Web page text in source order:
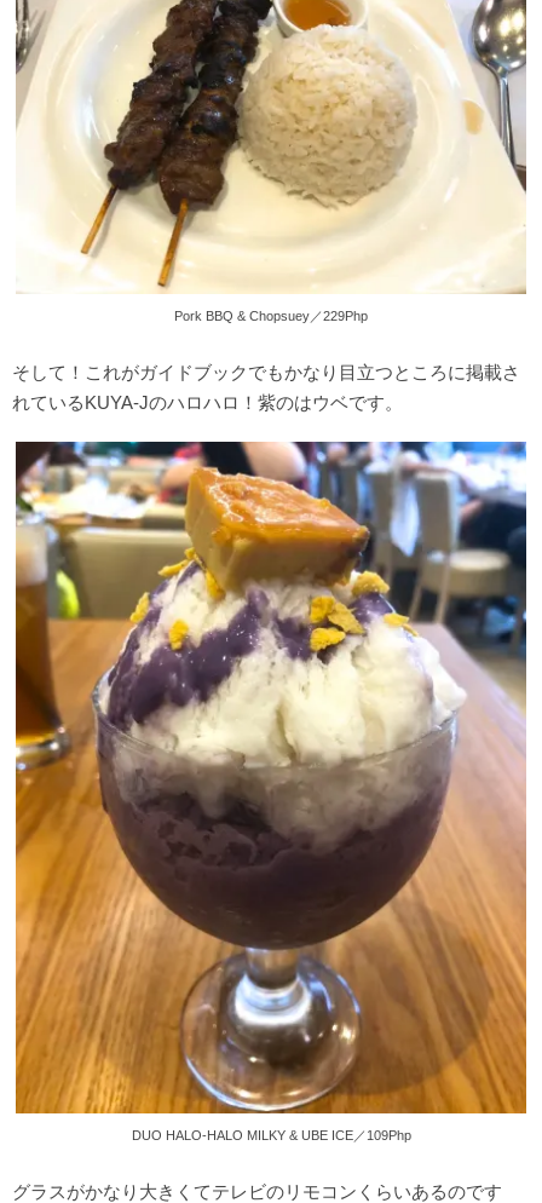
Pork BBQ & Chopsuey／229Php
そして！これがガイドブックでもかなり目立つところに掲載さ
れているKUYA-Jのハロハロ！紫のはウベです。
DUO HALO-HALO MILKY & UBE ICE／109Php
グラスがかなり大きくてテレビのリモコンくらいあるのです